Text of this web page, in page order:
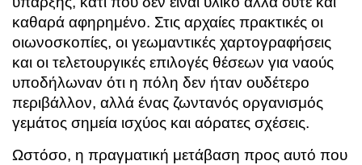
καθαρά αφηρημένο. Στις αρχαίες πρακτικές οι
οιωνοσκοπίες, οι γεωμαντικές χαρτογραφήσεις
και οι τελετουργικές επιλογές θέσεων για ναούς
υποδήλωναν ότι η πόλη δεν ήταν ουδέτερο
περιβάλλον, αλλά ένας ζωντανός οργανισμός
γεμάτος σημεία ισχύος και αόρατες σχέσεις.
Ωστόσο, η πραγματική μετάβαση προς αυτό που